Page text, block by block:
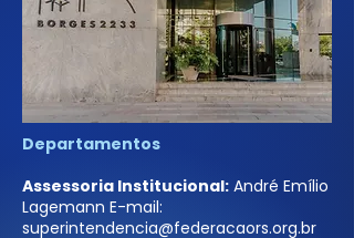
Departamentos
Assessoria Institucional: André Emílio
Lagemann E-mail:
superintendencia@federacaors.org.br